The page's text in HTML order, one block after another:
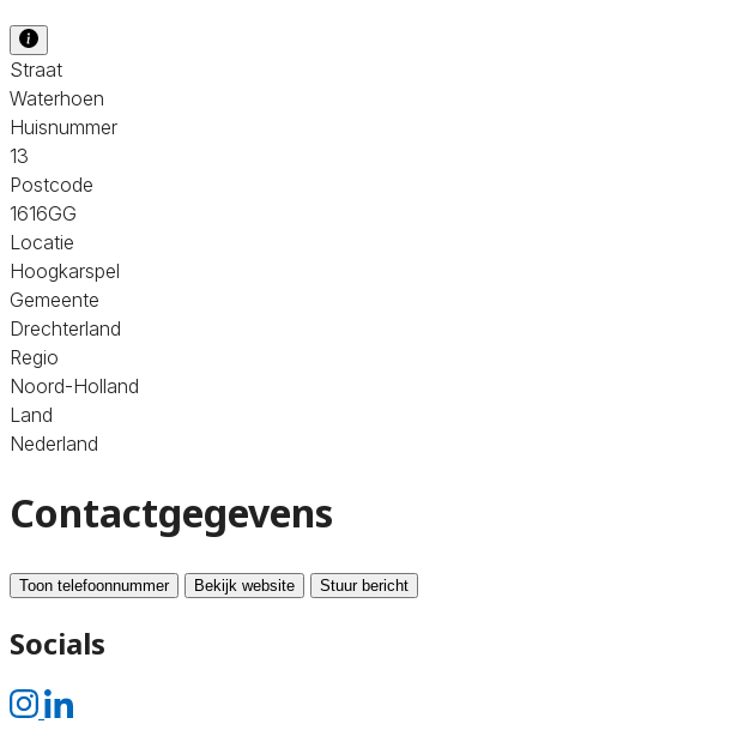
Straat
Waterhoen
Huisnummer
13
Postcode
1616GG
Locatie
Hoogkarspel
Gemeente
Drechterland
Regio
Noord-Holland
Land
Nederland
Contactgegevens
Toon telefoonnummer Bekijk website Stuur bericht
Socials